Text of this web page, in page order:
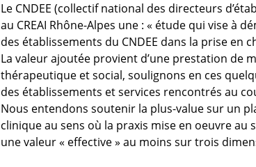
Le CNDEE (collectif national des directeurs
au CREAI Rhône-Alpes une : « étude qui vise à
des établissements du CNDEE dans la prise en
La valeur ajoutée provient d’une prestation de
thérapeutique et social, soulignons en ces
des établissements et services rencontrés au
Nous entendons soutenir la plus-value sur un
clinique au sens où la praxis mise en oeuvre
une valeur « effective » au moins sur trois